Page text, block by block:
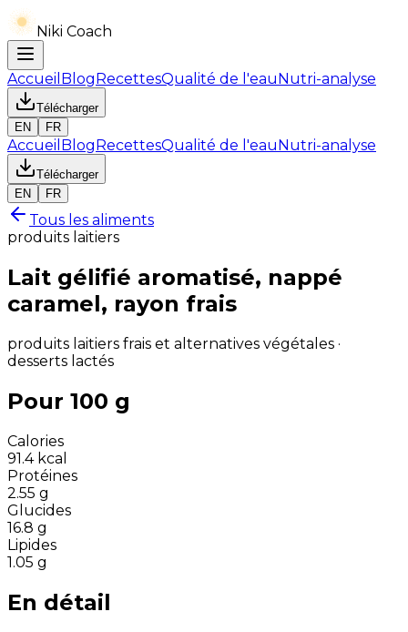
Niki Coach
Accueil BlogRecettesQualité de l'eauNutri-analyse
Télécharger
EN
FR
Accueil BlogRecettesQualité de l'eauNutri-analyse
Télécharger
EN
FR
Tous les aliments
produits laitiers
Lait gélifié aromatisé, nappé
caramel, rayon frais
produits laitiers frais et alternatives végétales ·
desserts lactés
Pour 100 g
Calories
91.4 kcal
Protéines
2.55 g
Glucides
16.8 g
Lipides
1.05 g
En détail